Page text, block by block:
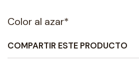
Color al azar*
COMPARTIR ESTE PRODUCTO